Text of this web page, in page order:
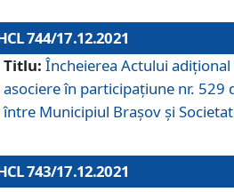
744/17.12.2021
Titlu: Încheierea Actului
asociere în participațiune nr.
între Municipiul Brașov și
743/17.12.2021